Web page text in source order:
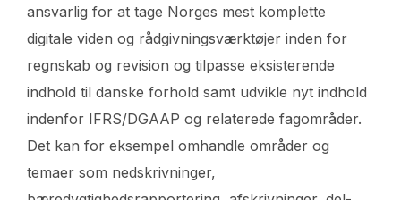
ansvarlig for at tage Norges mest komplette
digitale viden og rådgivningsværktøjer inden for
regnskab og revision og tilpasse eksisterende
indhold til danske forhold samt udvikle nyt indhold
indenfor IFRS/DGAAP og relaterede fagområder.
Det kan for eksempel omhandle områder og
temaer som nedskrivninger,